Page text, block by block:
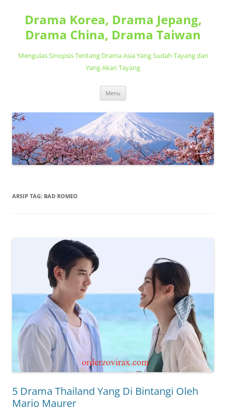
Drama Korea, Drama Jepang,
Drama China, Drama Taiwan
Mengulas Sinopsis Tentang Drama Asia Yang Sudah Tayang dan
Yang Akan Tayang
Menu
ARSIP TAG: BAD ROMEO
5 Drama Thailand Yang Di Bintangi Oleh
Mario Maurer